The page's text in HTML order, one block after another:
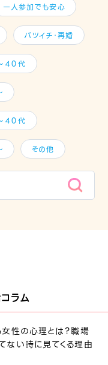
一人参加でも安心
バツイチ・再婚
４０代
４０代
その他
ラム
女性の心理とは？職場
ない時に見てくる理由